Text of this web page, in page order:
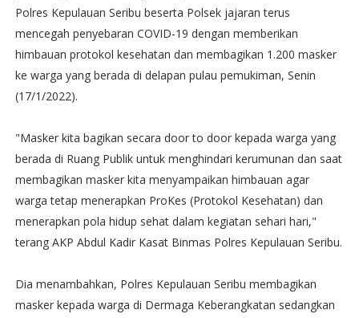
Polres Kepulauan Seribu beserta Polsek jajaran terus
mencegah penyebaran COVID-19 dengan memberikan
himbauan protokol kesehatan dan membagikan 1.200 masker
ke warga yang berada di delapan pulau pemukiman, Senin
(17/1/2022).
"Masker kita bagikan secara door to door kepada warga yang
berada di Ruang Publik untuk menghindari kerumunan dan saat
membagikan masker kita menyampaikan himbauan agar
warga tetap menerapkan ProKes (Protokol Kesehatan) dan
menerapkan pola hidup sehat dalam kegiatan sehari hari,"
terang AKP Abdul Kadir Kasat Binmas Polres Kepulauan Seribu.
Dia menambahkan, Polres Kepulauan Seribu membagikan
masker kepada warga di Dermaga Keberangkatan sedangkan